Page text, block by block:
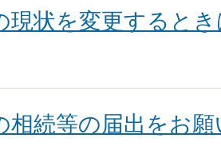
現状を変更すると
相続等の届出をお